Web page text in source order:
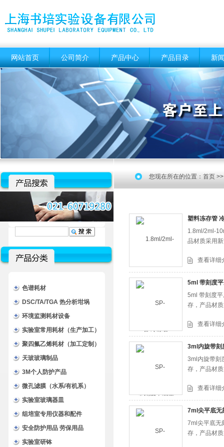
网站首页 公司简介 产品中心 产品目录 新
色谱耗材
DSC/TA/TGA 热分析坩埚
环境监测耗材设备
实验室常用耗材（生产加工）
聚四氟乙烯耗材（加工定制）
天玻玻璃制品
3M个人防护产品
微孔滤膜（水系/有机系）
实验室玻璃器皿
组培室专用仪器和配件
安全防护用品 劳保用品
实验室研钵
您现在所在的位置： 首页
塑料冻存管
1.8ml/2ml-
品材质采用
查看详细
5ml 带刻度
5ml 带刻度
存，产品材
查看详细
3ml内旋带刻
3ml内旋带刻
存，产品材
查看详细
7ml尖平底无
7ml尖平底无
存，产品材